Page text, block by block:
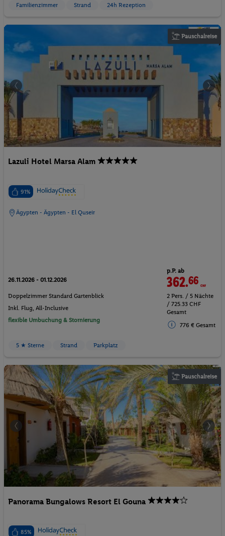
Familienzimmer Strand 24h Rezeption
Pauschalreise
Lazuli Hotel Marsa Alam
91%
Ägypten - Ägypten - El Quseir
26.11.2026 - 01.12.2026
Doppelzimmer Standard Gartenblick
Inkl. Flug, All-Inclusive
flexible Umbuchung & Stornierung
p.P. ab
362.66CHF
2 Pers. / 5 Nächte
/ 725.33 CHF
Gesamt
776 € Gesamt
5 ★ Sterne Strand Parkplatz
Pauschalreise
Panorama Bungalows Resort El Gouna
85%